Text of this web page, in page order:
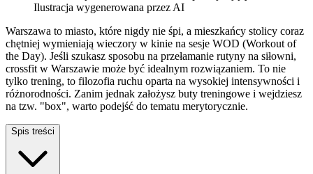
Ilustracja wygenerowana przez AI
Warszawa to miasto, które nigdy nie śpi, a mieszkańcy stolicy coraz
chętniej wymieniają wieczory w kinie na sesje WOD (Workout of
the Day). Jeśli szukasz sposobu na przełamanie rutyny na siłowni,
crossfit w Warszawie może być idealnym rozwiązaniem. To nie
tylko trening, to filozofia ruchu oparta na wysokiej intensywności i
różnorodności. Zanim jednak założysz buty treningowe i wejdziesz
na tzw. "box", warto podejść do tematu merytorycznie.
Spis treści